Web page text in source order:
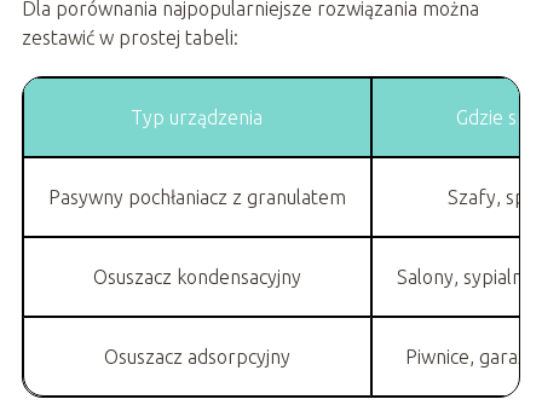
Dla porównania najpopularniejsze rozwiązania można
zestawić w prostej tabeli:
Typ urządzenia Gdzie
Pasywny pochłaniacz z granulatem Szafy,
Osuszacz kondensacyjny Salony,
Osuszacz adsorpcyjny Piwnice,